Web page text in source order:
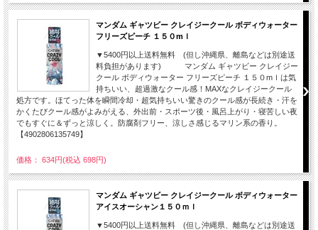
マンダム ギャツビー クレイジークール ボディウォーター
フリーズピーチ １５０mｌ
▼5400円以上送料無料 (但し沖縄県、離島などは別途送
料負担があります) マンダム ギャツビー クレイジー
クール ボディウォーター フリーズピーチ １５０mｌは気
持ちいい、超過激なクール感！MAXなクレイジークール
処方です。ほてった体を瞬間冷却・超気持ちいい驚きのクール感が長続き・汗を
かくたびクール感がよみがえる、外出前・スポーツ後・風呂上がり・寝苦しい夜
でもすぐに＆ずっと涼しく。防腐剤フリー、涼しさ感じるマリン系の香り。
【4902806135749】
価格： 634円(税込 698円)
マンダム ギャツビー クレイジークール ボディウォーター
アイスオーシャン１５０ｍｌ
▼5400円以上送料無料 (但し沖縄県、離島などは別途送